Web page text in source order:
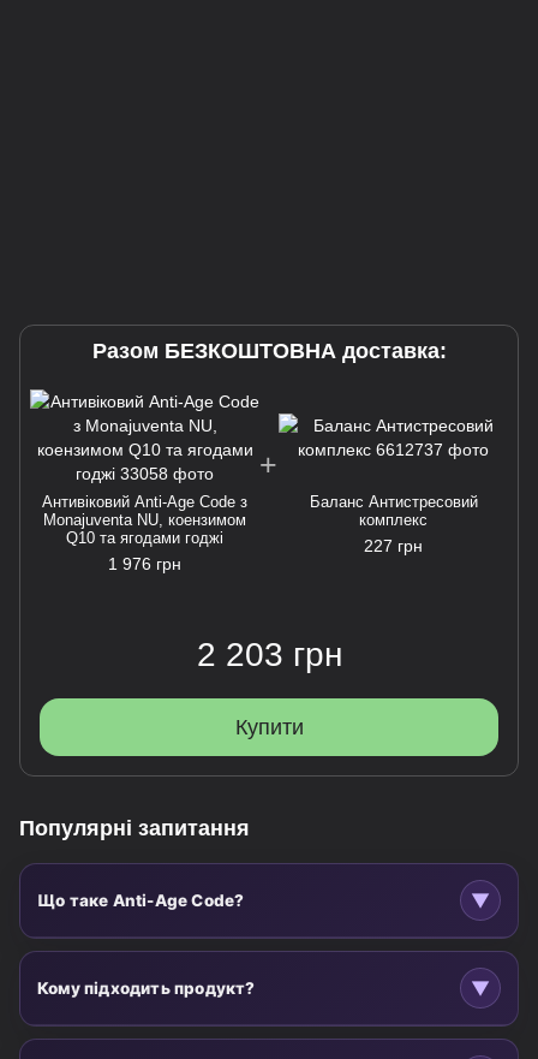
Разом БЕЗКОШТОВНА доставка:
Антивіковий Anti-Age Code з
Monajuventa NU, коензимом
Q10 та ягодами годжі
1 976 грн
Баланс Антистресовий
комплекс
227 грн
2 203 грн
Купити
Популярні запитання
Що таке Anti-Age Code? ▼
Anti-Age Code— комплекс активних компонентів для
щоденної підтримки енергії, антиоксидантного балансу
та когнітивної продуктивності.
Формула підходить дорослим, які хочуть підтримувати
Кому підходить продукт? ▼
Рекомендовано для дорослихвід 18 років, які: